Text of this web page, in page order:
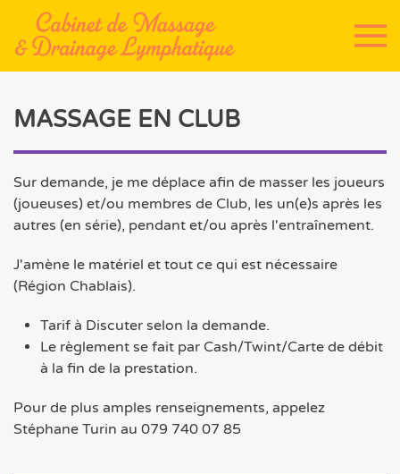
Accéder au contenu principal
MASSAGE EN CLUB
Sur demande, je me déplace afin de masser les joueurs
(joueuses) et/ou membres de Club, les un(e)s après les
autres (en série), pendant et/ou après l'entraînement.
J'amène le matériel et tout ce qui est nécessaire
(Région Chablais).
Tarif à Discuter selon la demande.
Le règlement se fait par Cash/Twint/Carte de débit
à la fin de la prestation.
Pour de plus amples renseignements, appelez
Stéphane Turin au 079 740 07 85